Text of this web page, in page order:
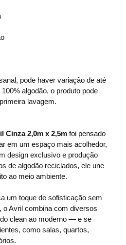
pode haver variação de até
algodão, o produto pode
lavagem.
Cinza 2,0m x 2,5m foi pensado
em um espaço mais acolhedor,
design exclusivo e produção
de algodão reciclados, ele une
ao meio ambiente.
um toque de sofisticação sem
o Avril combina com diversos
clean ao moderno — e se
como salas, quartos,